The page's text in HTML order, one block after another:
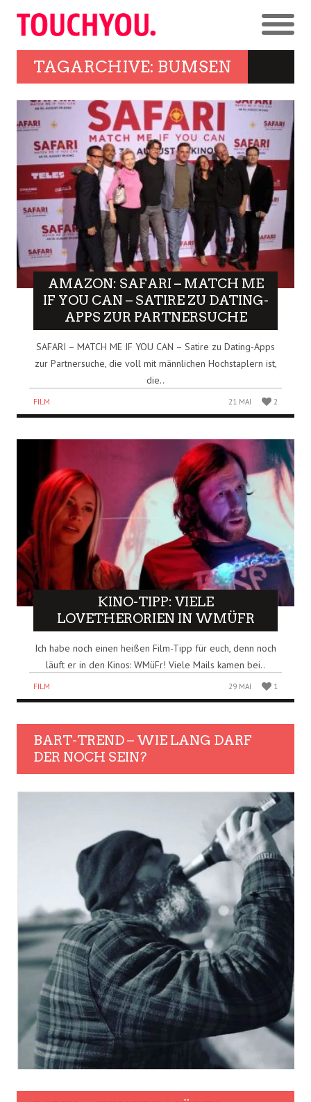
TAGARCHIVE: BUMSEN
AMAZON: SAFARI – MATCH ME
IF YOU CAN – SATIRE ZU DATING-
APPS ZUR PARTNERSUCHE
SAFARI – MATCH ME IF YOU CAN – Satire zu Dating-Apps
zur Partnersuche, die voll mit männlichen Hochstaplern ist,
die..
FILM 21 MAI 2
KINO-TIPP: VIELE
LOVETHERORIEN IN WMÜFR
Ich habe noch einen heißen Film-Tipp für euch, denn noch
läuft er in den Kinos: WMüFr! Viele Mails kamen bei..
FILM 29 MAI 1
BART-TREND – WIE LANG DARF
DER NOCH SEIN?